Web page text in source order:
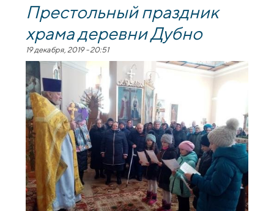
Престольный праздник
храма деревни Дубно
19 декабря, 2019 - 20:51